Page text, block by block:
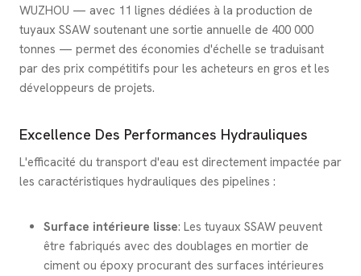
WUZHOU — avec 11 lignes dédiées à la production de
tuyaux SSAW soutenant une sortie annuelle de 400 000
tonnes — permet des économies d'échelle se traduisant
par des prix compétitifs pour les acheteurs en gros et les
développeurs de projets.
Excellence Des Performances Hydrauliques
L'efficacité du transport d'eau est directement impactée par
les caractéristiques hydrauliques des pipelines :
Surface intérieure lisse: Les tuyaux SSAW peuvent
être fabriqués avec des doublages en mortier de
ciment ou époxy procurant des surfaces intérieures